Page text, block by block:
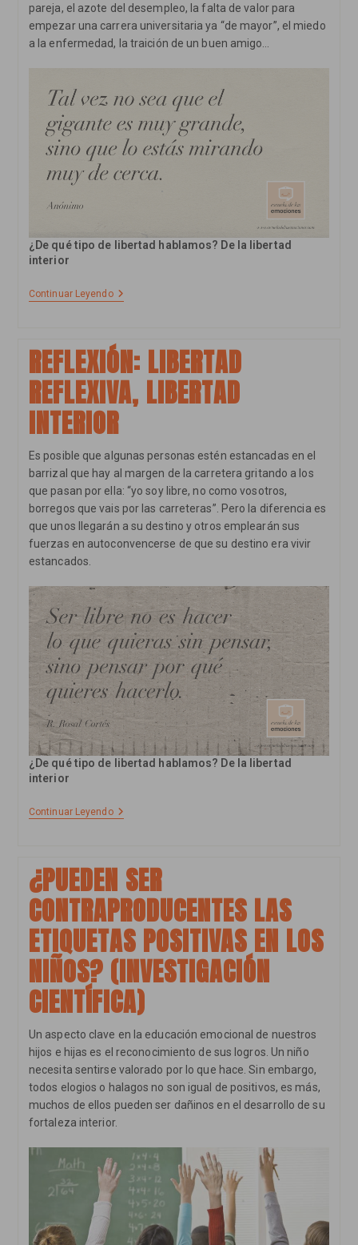
pareja, el azote del desempleo, la falta de valor para
empezar una carrera universitaria ya “de mayor”, el miedo
a la enfermedad, la traición de un buen amigo…
¿De qué tipo de libertad hablamos? De la libertad
interior
Continuar LeyendoReflexión:
REFLEXIÓN: LIBERTAD
REFLEXIVA, LIBERTAD
INTERIOR
Es posible que algunas personas estén estancadas en el
barrizal que hay al margen de la carretera gritando a los
que pasan por ella: “yo soy libre, no como vosotros,
borregos que vais por las carreteras”. Pero la diferencia es
que unos llegarán a su destino y otros emplearán sus
fuerzas en autoconvencerse de que su destino era vivir
estancados.
¿De qué tipo de libertad hablamos? De la libertad
interior
Continuar LeyendoReflexión:
¿PUEDEN SER
CONTRAPRODUCENTES LAS
ETIQUETAS POSITIVAS EN LOS
NIÑOS? (INVESTIGACIÓN
CIENTÍFICA)
Un aspecto clave en la educación emocional de nuestros
hijos e hijas es el reconocimiento de sus logros. Un niño
necesita sentirse valorado por lo que hace. Sin embargo,
todos elogios o halagos no son igual de positivos, es más,
muchos de ellos pueden ser dañinos en el desarrollo de su
fortaleza interior.